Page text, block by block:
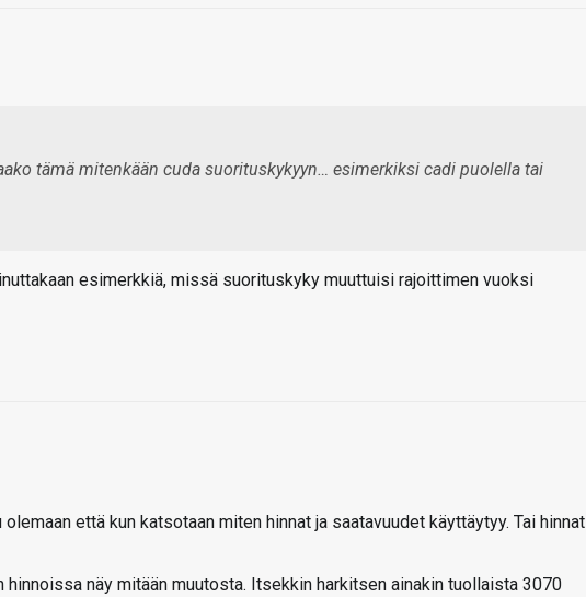
tämä mitenkään cuda suorituskykyyn… esimerkiksi cadi puolella tai
esimerkkiä, missä suorituskyky muuttuisi rajoittimen vuoksi
että kun katsotaan miten hinnat ja saatavuudet käyttäytyy. Tai hinnat
hinnoissa näy mitään muutosta. Itsekkin harkitsen ainakin tuollaista 3070